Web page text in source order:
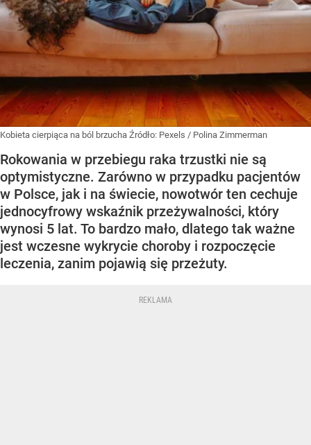
Kobieta cierpiąca na ból brzucha Źródło: Pexels / Polina Zimmerman
Rokowania w przebiegu raka trzustki nie są
optymistyczne. Zarówno w przypadku pacjentów
w Polsce, jak i na świecie, nowotwór ten cechuje
jednocyfrowy wskaźnik przeżywalności, który
wynosi 5 lat. To bardzo mało, dlatego tak ważne
jest wczesne wykrycie choroby i rozpoczęcie
leczenia, zanim pojawią się przeżuty.